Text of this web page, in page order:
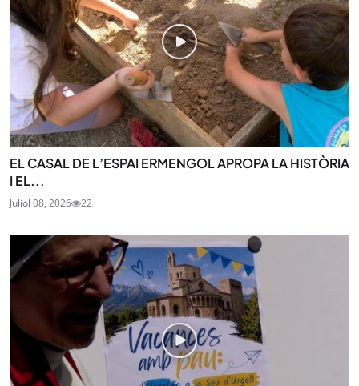
EL CASAL DE L’ESPAI ERMENGOL APROPA LA HISTÒRIA
I EL...
Juliol 08, 2026 22